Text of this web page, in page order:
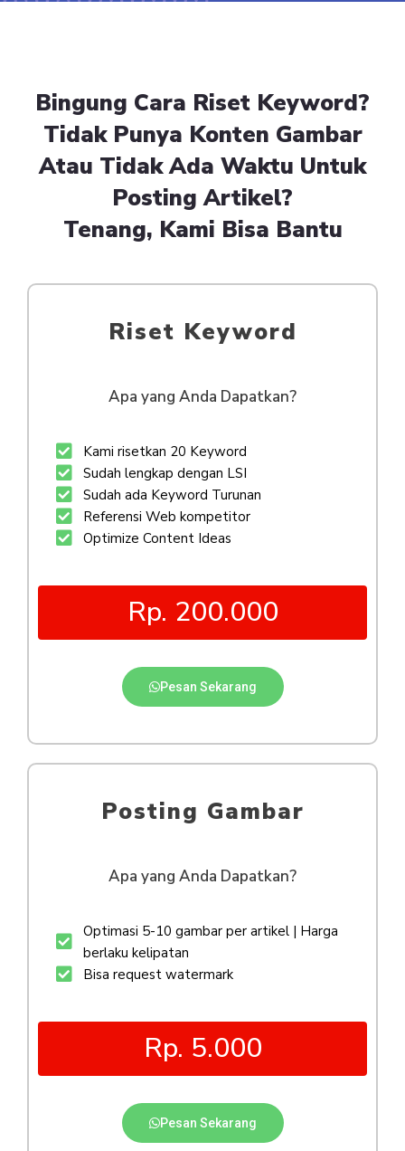
Bingung Cara Riset Keyword?
Tidak Punya Konten Gambar
Atau Tidak Ada Waktu Untuk
Posting Artikel?
Tenang, Kami Bisa Bantu
Riset Keyword
Apa yang Anda Dapatkan?
Kami risetkan 20 Keyword
Sudah lengkap dengan LSI
Sudah ada Keyword Turunan
Referensi Web kompetitor
Optimize Content Ideas
Rp. 200.000
Pesan Sekarang
Posting Gambar
Apa yang Anda Dapatkan?
Optimasi 5-10 gambar per artikel | Harga
berlaku kelipatan
Bisa request watermark
Rp. 5.000
Pesan Sekarang